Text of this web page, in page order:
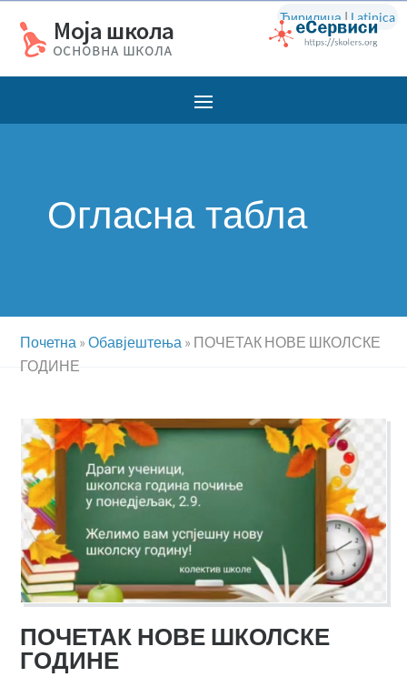
Ћирилица | Latinica
Огласна табла
Почетна »Обавјештења » ПОЧЕТАК НОВЕ ШКОЛСКЕ
ГОДИНЕ
ПОЧЕТАК НОВЕ ШКОЛСКЕ
ГОДИНЕ